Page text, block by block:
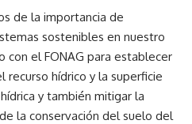
de la importancia de
sostenibles en nuestro
con el FONAG para establecer
recurso hídrico y la superficie
y también mitigar la
la conservación del suelo del